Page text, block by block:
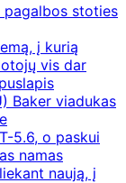
pagalbos stoties
į kurią
vis dar
Baker viadukas
5.6, o paskui
namas
naują, į